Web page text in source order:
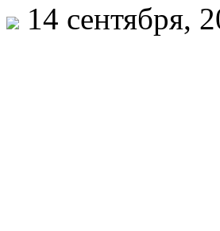
14 сентября,